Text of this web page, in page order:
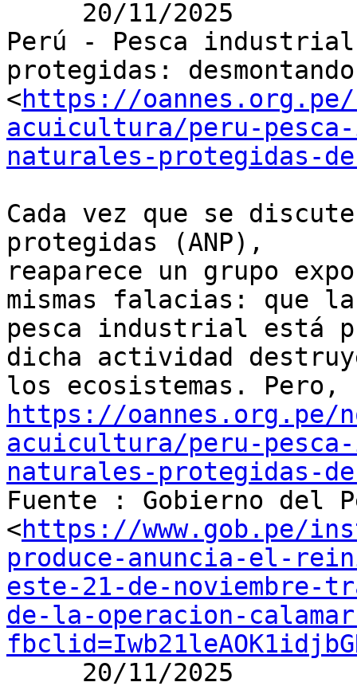
Perú - Pesca
protegidas:
<https://
acuicultura/peru-
naturales-protegidas-
Cada vez que se
protegidas (ANP),
reaparece un grupo
mismas falacias: que la
pesca industrial está
dicha actividad
https://oannes.org.pe/
acuicultura/peru-
naturales-protegidas-
Fuente : Gobierno del
<https://www.gob.pe/
produce-anuncia-el-
este-21-de-noviembre-
de-la-operacion-